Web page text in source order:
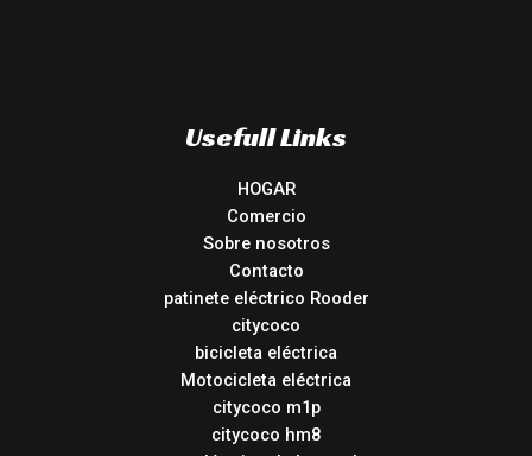
Usefull Links
HOGAR
Comercio
Sobre nosotros
Contacto
patinete eléctrico Rooder
citycoco
bicicleta eléctrica
Motocicleta eléctrica
citycoco m1p
citycoco hm8